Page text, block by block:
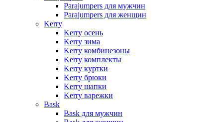
Parajumpers для мужчин
Parajumpers для женщин
Kerry
Kerry осень
Kerry зима
Kerry комбинезоны
Kerry комплекты
Kerry куртки
Kerry брюки
Kerry шапки
Kerry варежки
Bask
Bask для мужчин